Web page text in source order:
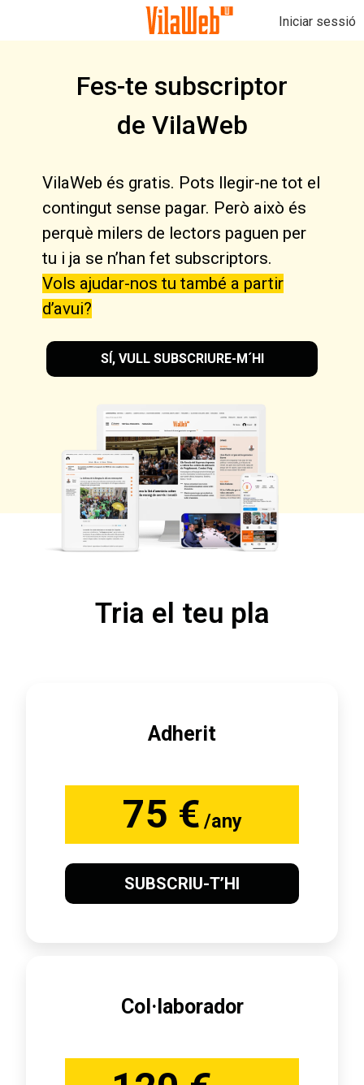
Iniciar sessió
Fes-te subscriptor
de VilaWeb
VilaWeb és gratis. Pots llegir-ne tot el
contingut sense pagar. Però això és
perquè milers de lectors paguen per
tu i ja se n’han fet subscriptors.
Vols ajudar-nos tu també a partir
d’avui?
SÍ, VULL SUBSCRIURE-M´HI
Tria el teu pla
Adherit
75 € /any
SUBSCRIU-T’HI
Col·laborador